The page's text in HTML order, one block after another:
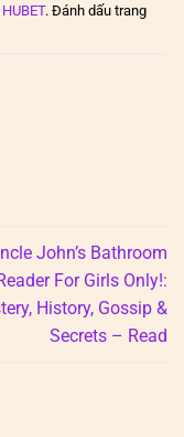
. Đánh dấu trang
John’s Bathroom
For Girls Only!:
History, Gossip &
Secrets – Read